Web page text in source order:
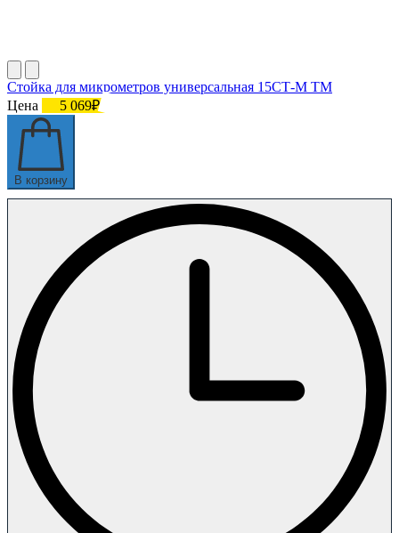
Стойка для микрометров универсальная 15СТ-М ТМ
Цена
5 069₽
В корзину